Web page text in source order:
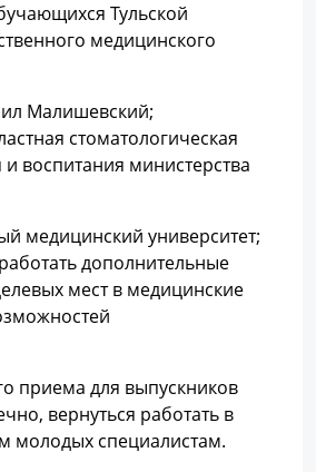
Тульской
медицинского
Малишевский;
стоматологическая
воспитания министерства
медицинский университет;
дополнительные
мест в медицинские
приема для выпускников
вернуться работать в
молодых специалистам.